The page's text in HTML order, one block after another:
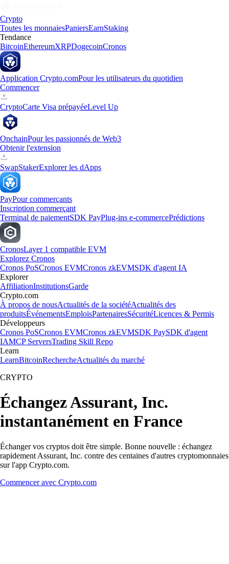
Crypto
Toutes les monnaiesPaniersEarnStaking
Tendance
BitcoinEthereumXRPDogecoinCronos
Application Crypto.comPour les utilisateurs du quotidien
Commencer
CryptoCarte Visa prépayéeLevel Up
OnchainPour les passionnés de Web3
Obtenir l'extension
SwapStakerExplorer les dApps
PayPour commerçants
Inscription commerçant
Terminal de paiementSDK PayPlug-ins e-commercePrédictions
CronosLayer 1 compatible EVM
Explorez Cronos
Cronos PoSCronos EVMCronos zkEVMSDK d'agent IA
Explorer
AffiliationInstitutionsGarde
Crypto.com
À propos de nousActualités de la sociétéActualités des
produitsÉvénementsEmploisPartenairesSécuritéLicences & Permis
Développeurs
Cronos PoSCronos EVMCronos zkEVMSDK PaySDK d'agent
IAMCP ServersTrading Skill Repo
Learn
LearnBitcoinRechercheActualités du marché
CRYPTO
Échangez Assurant, Inc.
instantanément en France
Échanger vos cryptos doit être simple. Bonne nouvelle : échangez
rapidement Assurant, Inc. contre des centaines d'autres cryptomonnaies
sur l'app Crypto.com.
Commencer avec Crypto.com